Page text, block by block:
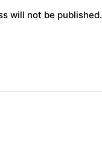
will not be published.